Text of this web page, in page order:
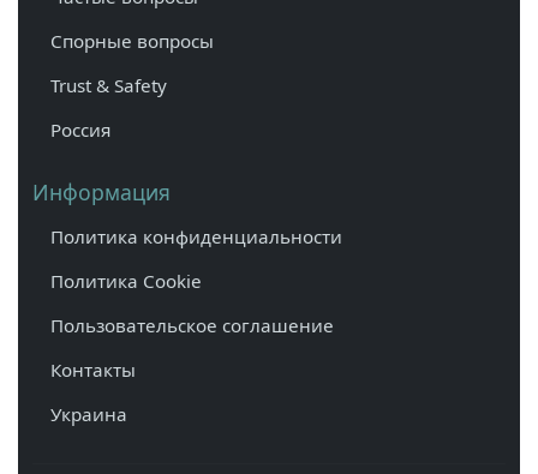
Спорные вопросы
Trust & Safety
Россия
Информация
Политика конфиденциальности
Политика Cookie
Пользовательское соглашение
Контакты
Украина